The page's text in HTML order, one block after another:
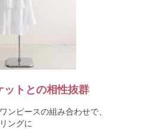
ットとの相性抜群
ンピースの組み合わせで、
ングに